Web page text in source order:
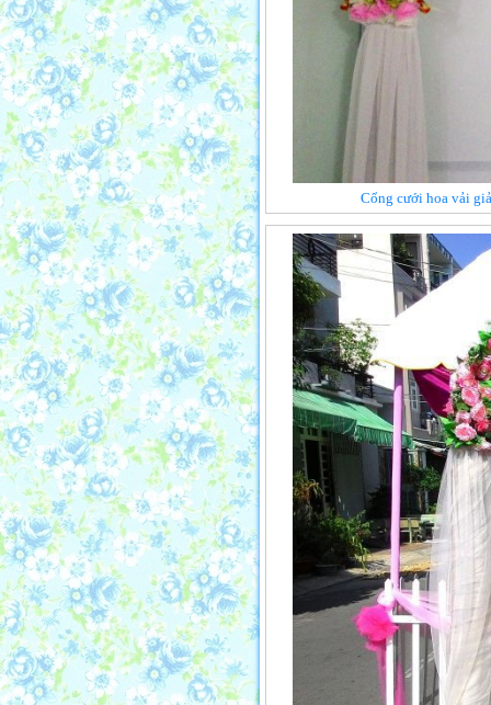
Cổng cưới hoa vải